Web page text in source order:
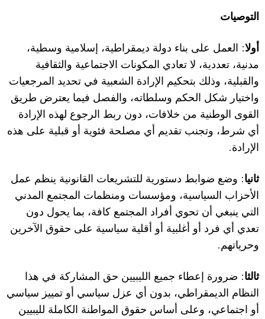
التوصيات
أولا: العمل على بناء دولة ديمقراطية، إسلامية وسطية،
مدنية، تعددية، لا تعادي المكونات الاجتماعية والثقافية
والقبلية، وذلك بتحكيم الإرادة الشعبية في تحديد المرجعيات
واختيار شكل الحكم وسلطاته، والفصل فيما يعترض طريق
القوى الوطنية من خلافات، دون ربط الرجوع لهذه الإرادة
أي شرط، وتجنب تقديم أي مصلحة فئوية أو قبلية على هذه
الإرادة.
ثانيا: وضع ضوابط دستورية للتشريعات القانونية ينظم عمل
الأحزاب السياسية، ومؤسسات ومنظمات المجتمع المدني
التي ينبغي أن تحوي أفراد المجتمع كافة، بما يحول دون
تعدي أي فرد أو أغلبية أو أقلية سياسية على حقوق الآخرين
وحرياتهم .
ثالثا: ضرورة إعطاء جميع الليبيين حق المشاركة في هذا
النظام الديمقراطي، بدون أي عزل سياسي أو تمييز سياسي
أو اجتماعي، وعلى أساس حقوق المواطنة الكاملة لليبيين